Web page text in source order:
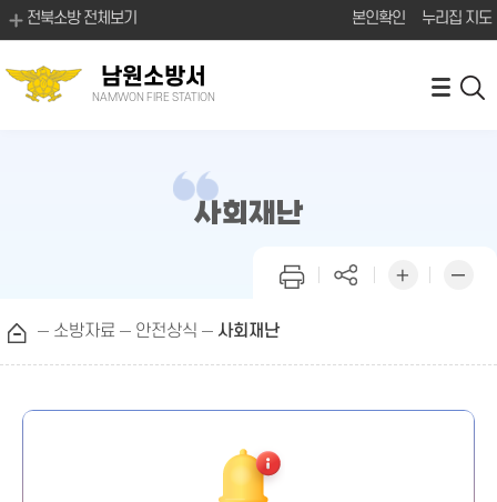
전북소방 전체보기 본인확인 누리집 지도
남원소방서
NAMWON FIRE STATION
사회재난
소방자료 안전상식 사회재난